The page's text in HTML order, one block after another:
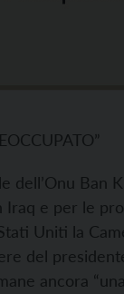
dell’Onu Ban
Iraq e per le
Uniti la
del
ancora